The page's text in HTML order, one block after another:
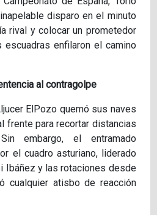
disparo en el minuto
rival y colocar un prometedor
enfilaron el camino
al contragolpe
ElPozo quemó sus naves
frente para recortar distancias
embargo, el entramado
el cuadro asturiano, liderado
Ibáñez y las rotaciones desde
cualquier atisbo de reacción